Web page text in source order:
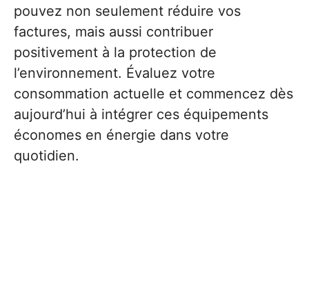
pouvez non seulement réduire vos
factures, mais aussi contribuer
positivement à la protection de
l’environnement. Évaluez votre
consommation actuelle et commencez dès
aujourd’hui à intégrer ces équipements
économes en énergie dans votre
quotidien.